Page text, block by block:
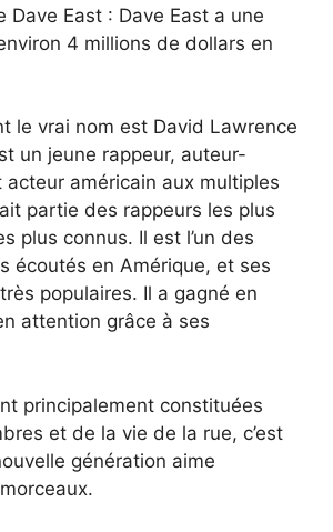
Dave East : Dave East a une
4 millions de dollars en
le vrai nom est David Lawrence
un jeune rappeur, auteur-
acteur américain aux multiples
partie des rappeurs les plus
plus connus. Il est l’un des
écoutés en Amérique, et ses
populaires. Il a gagné en
attention grâce à ses
principalement constituées
et de la vie de la rue, c’est
génération aime